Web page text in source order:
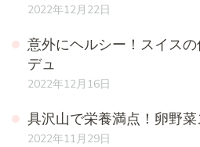
2022年12月22日
意外にヘルシー！スイス
デュ
2022年12月16日
具沢山で栄養満点！卵野
2022年11月29日